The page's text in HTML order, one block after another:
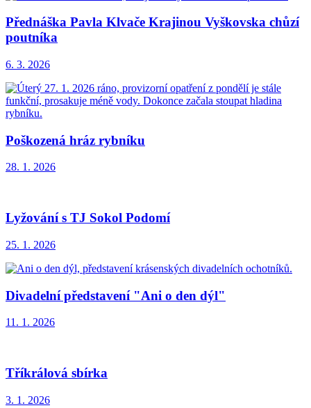
Přednáška Pavla Klvače Krajinou Vyškovska chůzí
poutníka
6. 3. 2026
Poškozená hráz rybníku
28. 1. 2026
Lyžování s TJ Sokol Podomí
25. 1. 2026
Divadelní představení "Ani o den dýl"
11. 1. 2026
Tříkrálová sbírka
3. 1. 2026